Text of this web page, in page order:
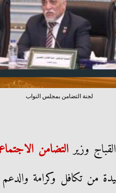
لجنة التضامن بمجلس النواب
وزيرالتضامن
من تكافل وكرامة والدعم